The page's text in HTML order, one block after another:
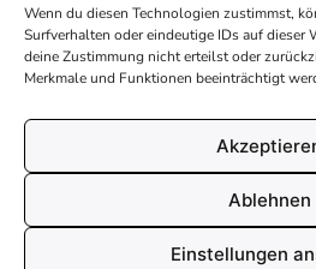
Wenn du diesen Technologien zustimmst,
Surfverhalten oder eindeutige IDs auf dieser
deine Zustimmung nicht erteilst oder
Merkmale und Funktionen beeinträchtigt
Ablehnen
Einstellungen
Recht &
Impressum
AGB
Cookies
© 2026 Malvorlagen24.de - Alle